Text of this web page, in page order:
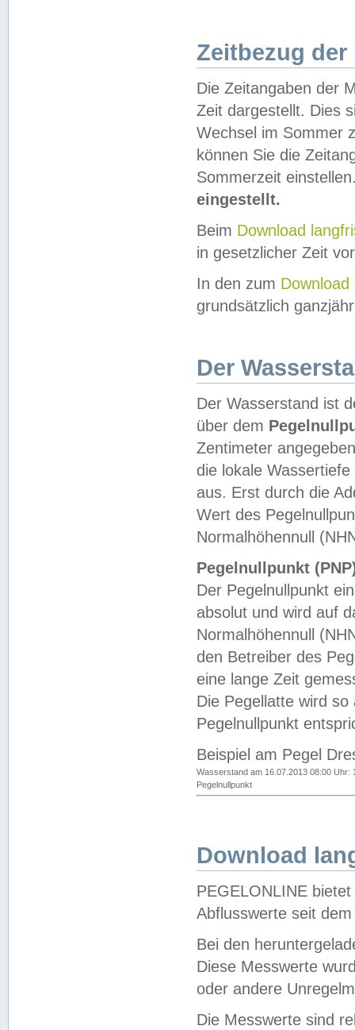
Zeitbezug der
Die Zeitangaben der
Zeit dargestellt. Dies
Wechsel im Sommer
können Sie die
Sommerzeit
eingestellt.
Beim Download
in gesetzlicher Zeit
In den zum Download
grundsätzlich
Der
Der Wasserstand ist
über dem
Zentimeter
die lokale
aus. Erst durch die
Wert des
Normalhöhennull
Pegelnullpunkt
Der Pegelnullpunkt
absolut und wird auf
Normalhöhennull
den Betreiber des
eine lange Zeit
Die Pegellatte wird
Pegelnullpunkt
Beispiel am Pegel
Wasserstand am 16.07.2013 08:00 Uhr:
Pegelnullpunkt
Download
PEGELONLINE
Abflusswerte seit
Bei den
Diese Messwerte
oder andere
Die Messwerte sind